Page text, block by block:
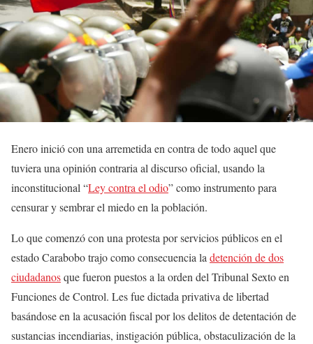
Enero inició con una arremetida en contra de todo aquel que
tuviera una opinión contraria al discurso oficial, usando la
inconstitucional “Ley contra el odio” como instrumento para
censurar y sembrar el miedo en la población.
Lo que comenzó con una protesta por servicios públicos en el
estado Carabobo trajo como consecuencia la detención de dos
ciudadanosque fueron puestos a la orden del Tribunal Sexto en
Funciones de Control. Les fue dictada privativa de libertad
basándose en la acusación fiscal por los delitos de detentación de
sustancias incendiarias, instigación pública, obstaculización de la